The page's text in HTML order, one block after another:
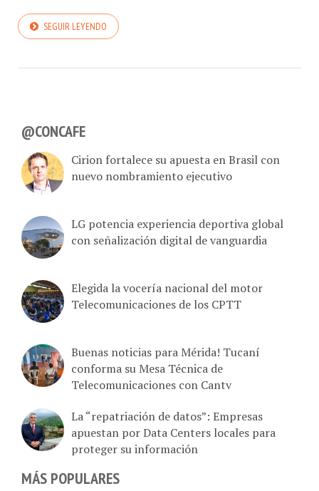
SEGUIR LEYENDO
@CONCAFE
Cirion fortalece su apuesta en Brasil con
nuevo nombramiento ejecutivo
LG potencia experiencia deportiva global
con señalización digital de vanguardia
Elegida la vocería nacional del motor
Telecomunicaciones de los CPTT
Buenas noticias para Mérida! Tucaní
conforma su Mesa Técnica de
Telecomunicaciones con Cantv
La “repatriación de datos”: Empresas
apuestan por Data Centers locales para
proteger su información
MÁS POPULARES